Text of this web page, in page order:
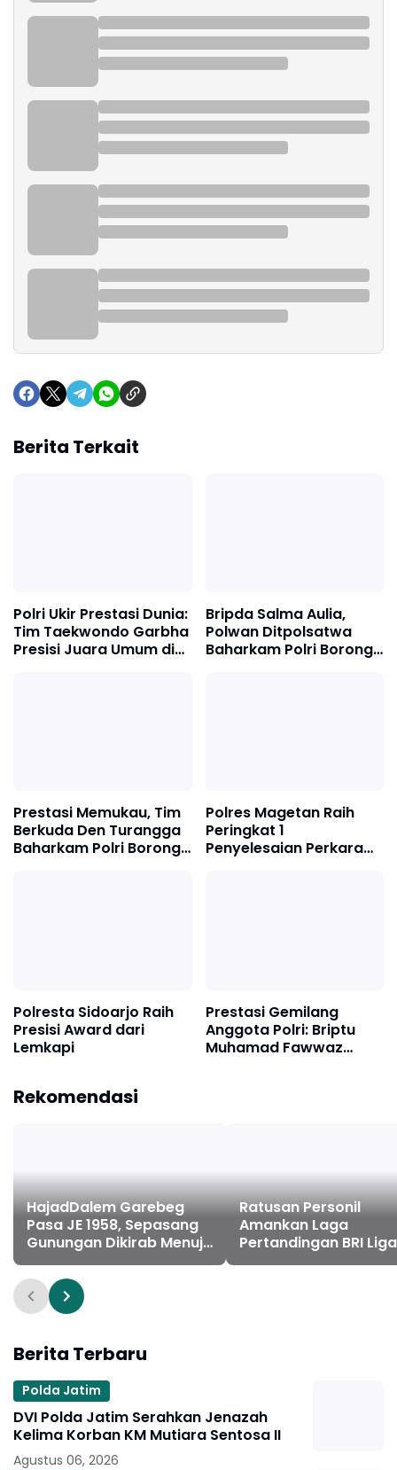
Berita Terkait
Polri Ukir Prestasi Dunia:
Tim Taekwondo Garbha
Presisi Juara Umum di
Bripda Salma Aulia,
Polwan Ditpolsatwa
Baharkam Polri Borong
Prestasi Memukau, Tim
Berkuda Den Turangga
Baharkam Polri Borong
Polres Magetan Raih
Peringkat 1
Penyelesaian Perkara
Polresta Sidoarjo Raih
Presisi Award dari
Lemkapi
Prestasi Gemilang
Anggota Polri: Briptu
Muhamad Fawwaz
Rekomendasi
HajadDalem Garebeg
Pasa JE 1958, Sepasang
Gunungan Dikirab Menuju
Masjid Ageng
Ratusan Personil
Amankan Laga
Pertandingan BRI Liga
Antara PSS Sleman
Berita Terbaru
Polda Jatim
DVI Polda Jatim Serahkan Jenazah
Kelima Korban KM Mutiara Sentosa II
Agustus 06, 2026